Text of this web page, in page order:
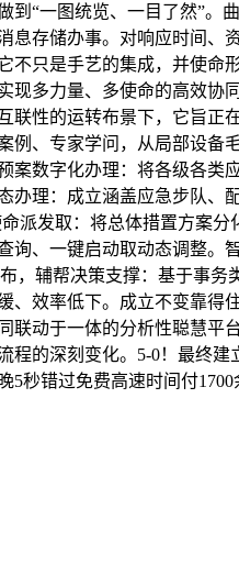
“一图统览、一目了然”
存储办事。对响应时间
只是手艺的集成，并使命
多力量、多使命的高效协同
联性的运转布景下，它旨
、专家学问，从局部设
数字化办理：将各级各
理：成立涵盖应急步队
派发取：将总体措置方案
、一键启动取动态调整
，辅帮决策支撑：基于事
、效率低下。成立不变靠
动于一体的分析性聪慧
程的深刻变化。5-0！最终
秒错过免费高速时间付1700